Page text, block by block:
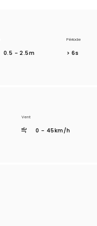
Vent
0 - 45km/h
0.5 - 2.5m
Période
> 6s